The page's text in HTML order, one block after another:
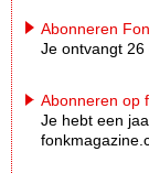
Abonneren
Je ontvangt
Abonneren op
Je hebt een